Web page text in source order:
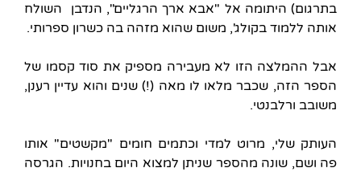
בתרגום) היתומה אל "אבא ארך הרגליים", הנדבן השולח
אותה ללמוד בקולג', משום שהוא מזהה בה כשרון ספרותי.
אבל ההמלצה הזו לא מעבירה מספיק את סוד קסמו של
הספר הזה, שכבר מלאו לו מאה (!) שנים והוא עדיין רענן,
משובב ורלבנטי.
העותק שלי, מרוט למדי וכתמים חומים "מקשטים" אותו
פה ושם, שונה מהספר שניתן למצוא היום בחנויות. הגרסה